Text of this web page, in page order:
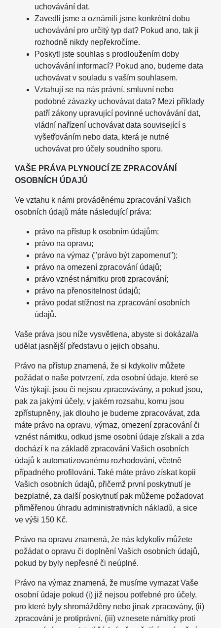
uchovávání dat.
Zavedli jsme a oznámili jsme konkrétní dobu
uchovávání pro určitý typ dat? Pokud ano, tak ji
rozhodně nikdy nepřekročíme.
Poskytl jste souhlas s prodloužením doby
uchovávání informací? Pokud ano, budeme data
uchovávat v souladu s vaším souhlasem.
Vztahují se na nás právní, smluvní nebo
podobné závazky uchovávat data? Mezi příklady
patří zákony upravující povinné uchovávání dat,
vládní nařízení uchovávat data související s
vyšetřováním nebo data, která je nutné
uchovávat pro účely soudního sporu.
VAŠE PRÁVA PLYNOUCÍ ZE ZPRACOVÁNÍ
OSOBNÍCH ÚDAJŮ
Ve vztahu k námi prováděnému zpracování Vašich
osobních údajů máte následující práva:
právo na přístup k osobním údajům;
právo na opravu;
právo na výmaz ("právo být zapomenut");
právo na omezení zpracování údajů;
právo vznést námitku proti zpracování;
právo na přenositelnost údajů;
právo podat stížnost na zpracování osobních
údajů.
Vaše práva jsou níže vysvětlena, abyste si dokázal/a
udělat jasnější představu o jejich obsahu.
Právo na přístup znamená, že si kdykoliv můžete
požádat o naše potvrzení, zda osobní údaje, které se
Vás týkají, jsou či nejsou zpracovávány, a pokud jsou,
pak za jakými účely, v jakém rozsahu, komu jsou
zpřístupněny, jak dlouho je budeme zpracovávat, zda
máte právo na opravu, výmaz, omezení zpracování či
vznést námitku, odkud jsme osobní údaje získali a zda
dochází k na základě zpracování Vašich osobních
údajů k automatizovanému rozhodování, včetně
případného profilování. Také máte právo získat kopii
Vašich osobních údajů, přičemž první poskytnutí je
bezplatné, za další poskytnutí pak můžeme požadovat
přiměřenou úhradu administrativních nákladů, a sice
ve výši 150 Kč.
Právo na opravu znamená, že nás kdykoliv můžete
požádat o opravu či doplnění Vašich osobních údajů,
pokud by byly nepřesné či neúplné.
Právo na výmaz znamená, že musíme vymazat Vaše
osobní údaje pokud (i) již nejsou potřebné pro účely,
pro které byly shromážděny nebo jinak zpracovány, (ii)
zpracování je protiprávní, (iii) vznesete námitky proti